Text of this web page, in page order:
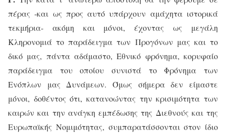
πέρας -και ως προς αυτό υπάρχουν αμάχητα ιστορικά
τεκμήρια- ακόμη και μόνοι, έχοντας ως μεγάλη
Κληρονομιά το παράδειγμα των Προγόνων μας και το
δικό μας, πάντα αδάμαστο, Εθνικό φρόνημα, κορυφαίο
παράδειγμα του οποίου συνιστά το Φρόνημα των
Ενόπλων μας Δυνάμεων. Όμως σήμερα δεν είμαστε
μόνοι, δοθέντος ότι, κατανοώντας την κρισιμότητα των
καιρών και την ανάγκη εμπέδωσης της Διεθνούς και της
Ευρωπαϊκής Νομιμότητας, συμπαρατάσσονται στον ίδιο